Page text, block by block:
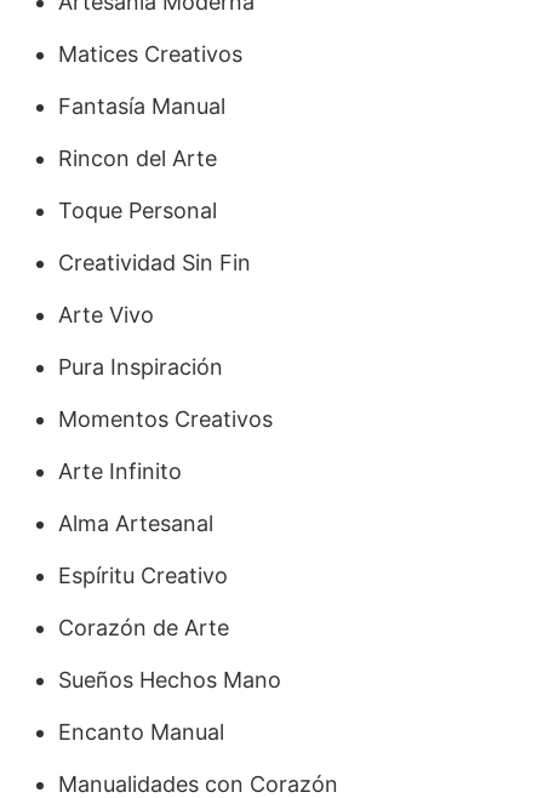
Matices Creativos
Fantasía Manual
Rincon del Arte
Toque Personal
Creatividad Sin Fin
Arte Vivo
Pura Inspiración
Momentos Creativos
Arte Infinito
Alma Artesanal
Espíritu Creativo
Corazón de Arte
Sueños Hechos Mano
Encanto Manual
Manualidades con Corazón